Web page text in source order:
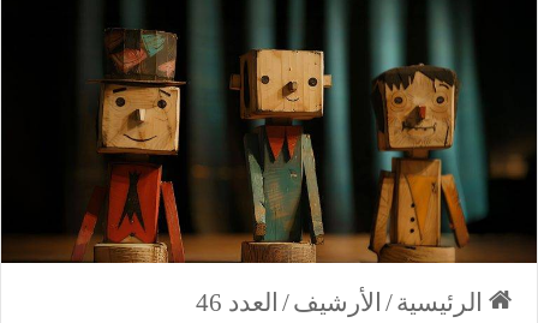
الرئيسية/ الأرشيف/ العدد 46